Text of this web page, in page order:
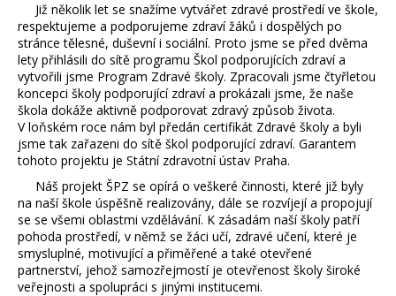
Již několik let se snažíme vytvářet zdravé prostředí ve škole,
respektujeme a podporujeme zdraví žáků i dospělých po
stránce tělesné, duševní i sociální. Proto jsme se před dvěma
lety přihlásili do sítě programu Škol podporujících zdraví a
vytvořili jsme Program Zdravé školy. Zpracovali jsme čtyřletou
koncepci školy podporující zdraví a prokázali jsme, že naše
škola dokáže aktivně podporovat zdravý způsob života.
V loňském roce nám byl předán certifikát Zdravé školy a byli
jsme tak zařazeni do sítě škol podporující zdraví. Garantem
tohoto projektu je Státní zdravotní ústav Praha.
Náš projekt ŠPZ se opírá o veškeré činnosti, které již byly
na naší škole úspěšně realizovány, dále se rozvíjejí a propojují
se se všemi oblastmi vzdělávání. K zásadám naší školy patří
pohoda prostředí, v němž se žáci učí, zdravé učení, které je
smysluplné, motivující a přiměřené a také otevřené
partnerství, jehož samozřejmostí je otevřenost školy široké
veřejnosti a spolupráci s jinými institucemi.